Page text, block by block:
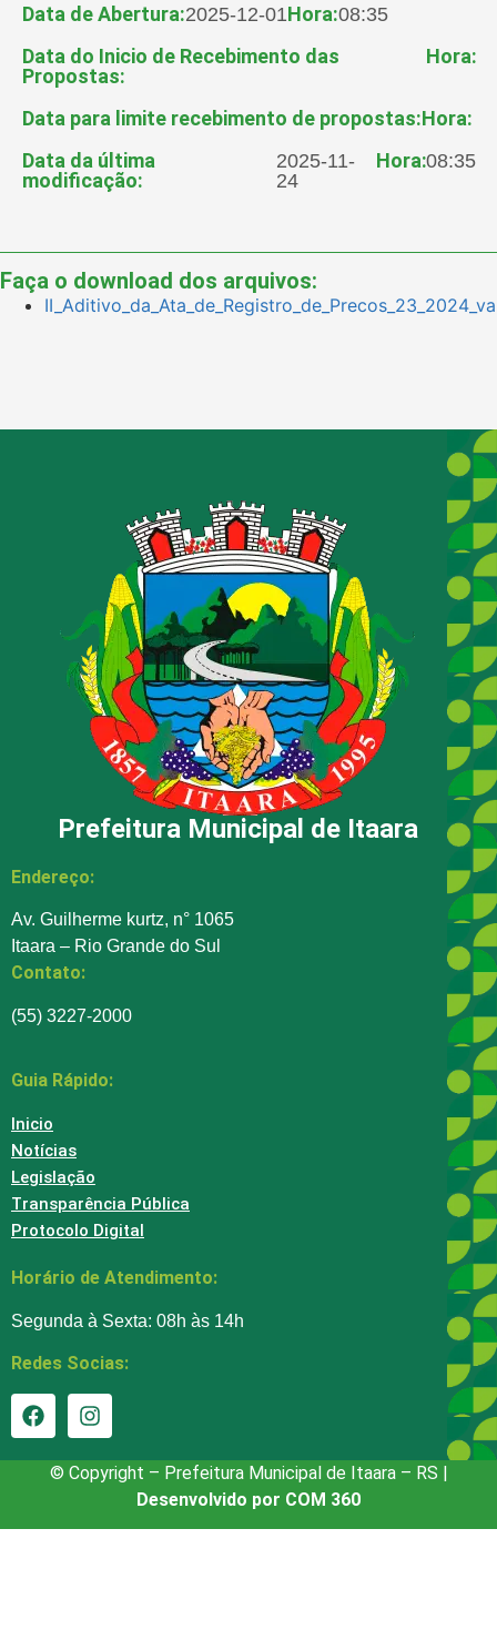
Data de Abertura:2025-12-01Hora:08:35
Data do Inicio de Recebimento das
Propostas:
Hora:
Data para limite recebimento de propostas:Hora:
Data da última
modificação:
2025-11-
24
Hora:08:35
Faça o download dos arquivos:
Prefeitura Municipal de Itaara
Endereço:
Av. Guilherme kurtz, n° 1065
Itaara – Rio Grande do Sul
Contato:
(55) 3227-2000
Guia Rápido:
Inicio
Notícias
Legislação
Transparência Pública
Protocolo Digital
Horário de Atendimento:
Segunda à Sexta: 08h às 14h
Redes Socias:
© Copyright – Prefeitura Municipal de Itaara – RS |
Desenvolvido por COM 360